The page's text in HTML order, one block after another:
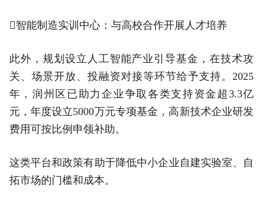
智能制造实训中心：与高校合作开展人才培养
此外，规划设立人工智能产业引导基金，在技术攻
关、场景开放、投融资对接等环节给予支持。2025
年，润州区已助力企业争取各类支持资金超3.3亿
元，年度设立5000万元专项基金，高新技术企业研发
费用可按比例申领补助。
这类平台和政策有助于降低中小企业自建实验室、自
拓市场的门槛和成本。